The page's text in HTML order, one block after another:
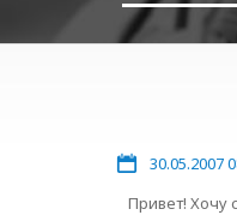
30.05.2007
Привет! Хочу